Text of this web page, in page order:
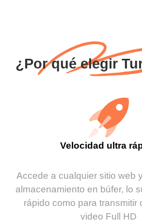
¿Por qué elegir
Velocidad ultra
Accede a cualquier sitio web
almacenamiento en búfer, lo
rápido como para transmitir
video Full HD